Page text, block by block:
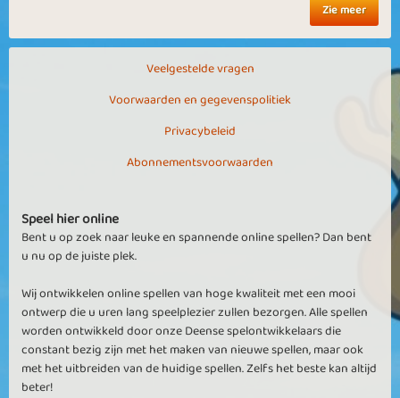
Zie meer
Veelgestelde vragen
Voorwaarden en gegevenspolitiek
Privacybeleid
Abonnementsvoorwaarden
Speel hier online
Bent u op zoek naar leuke en spannende online spellen? Dan bent
u nu op de juiste plek.
Wij ontwikkelen online spellen van hoge kwaliteit met een mooi
ontwerp die u uren lang speelplezier zullen bezorgen. Alle spellen
worden ontwikkeld door onze Deense spelontwikkelaars die
constant bezig zijn met het maken van nieuwe spellen, maar ook
met het uitbreiden van de huidige spellen. Zelfs het beste kan altijd
beter!